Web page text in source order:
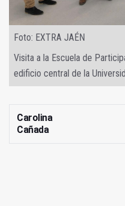
Foto: EXTRA JAÉN
Visita a la Escuela de
edificio central de la
Carolina
Cañada